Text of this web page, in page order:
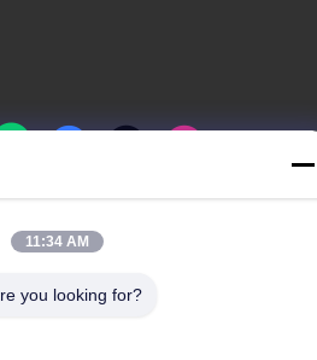
|Site Haritası
Profil Tedarikçi. Telif Hakkı ©
11:34 AM
you looking for?